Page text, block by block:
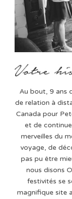
Au bout, 9 ans
de relation à
Canada pour
et de
merveilles du
voyage, de
pas pu être
nous disons
festivités se
magnifique site